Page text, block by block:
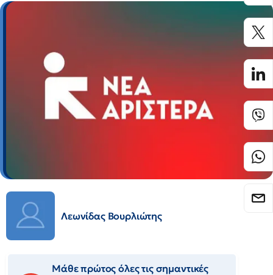
Λεωνίδας Βουρλιώτης
Μάθε πρώτος όλες τις σημαντικές